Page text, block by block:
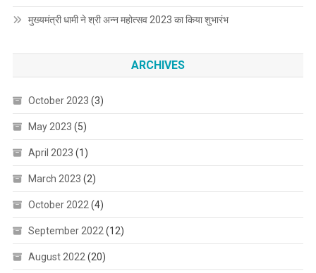
मुख्यमंत्री धामी ने श्री अन्न महोत्सव 2023 का किया शुभारंभ
ARCHIVES
October 2023 (3)
May 2023 (5)
April 2023 (1)
March 2023 (2)
October 2022 (4)
September 2022 (12)
August 2022 (20)